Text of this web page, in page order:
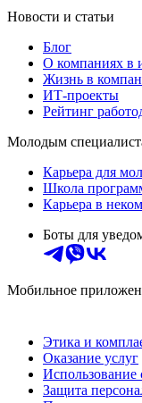
Новости и статьи
Блог
О компаниях в
Жизнь в
ИТ-проекты
Рейтинг
Молодым
Карьера для
Школа
Карьера в
Боты для
Мобильное
Этика и
Оказание услуг
Использование
Защита